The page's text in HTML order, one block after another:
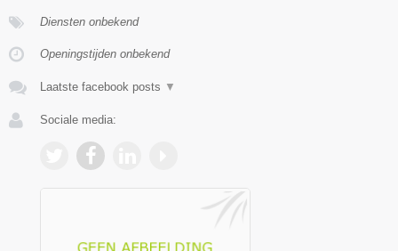
Diensten onbekend
Openingstijden onbekend
Laatste facebook posts ▼
Sociale media: